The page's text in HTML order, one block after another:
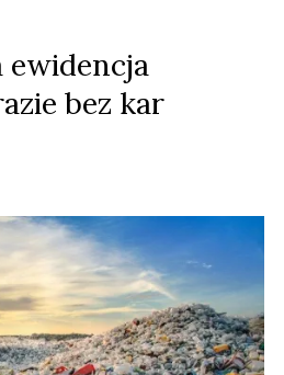
ewidencja
bez kar